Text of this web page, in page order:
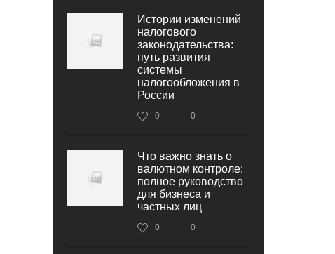
Истории изменений
налогового
законодательства:
путь развития
системы
налогообложения в
России
0 0
Что важно знать о
валютном контроле:
полное руководство
для бизнеса и
частных лиц
0 0